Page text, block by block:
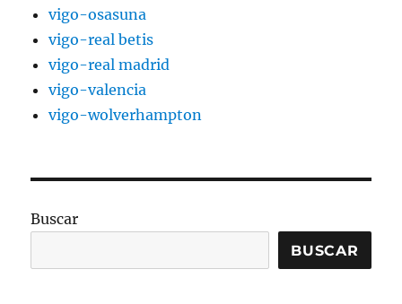
vigo-osasuna
vigo-real betis
vigo-real madrid
vigo-valencia
vigo-wolverhampton
Buscar
BUSCAR